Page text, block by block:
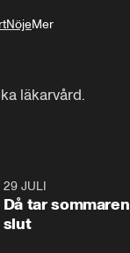
NöjeMer
läkarvård.
29 JULI
Då tar sommaren
slut